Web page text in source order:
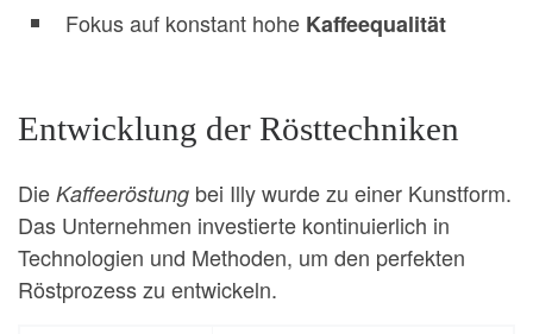
Fokus auf konstant hohe Kaffeequalität
Entwicklung der Rösttechniken
Die Kaffeeröstung bei Illy wurde zu einer Kunstform.
Das Unternehmen investierte kontinuierlich in
Technologien und Methoden, um den perfekten
Röstprozess zu entwickeln.